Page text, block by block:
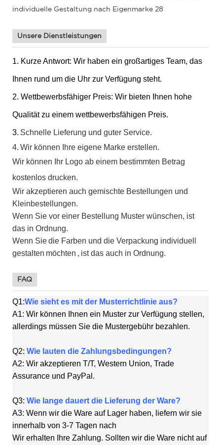
Unsere Dienstleistungen
1. Kurze Antwort: Wir haben ein großartiges Team, das
Ihnen rund um die Uhr zur Verfügung steht.
2. Wettbewerbsfähiger Preis: Wir bieten Ihnen hohe
Qualität zu einem wettbewerbsfähigen Preis.
3. Schnelle Lieferung und guter Service.
4. Wir können Ihre eigene Marke erstellen.
Wir können Ihr Logo ab einem bestimmten Betrag
kostenlos drucken.
Wir akzeptieren auch gemischte Bestellungen und
Kleinbestellungen.
Wenn Sie vor einer Bestellung Muster wünschen, ist
das in Ordnung.
Wenn Siedie Farben und die Verpackung individuell
gestalten möchten , ist das auch in Ordnung.
FAQ
Q1:Wie sieht es mit der Musterrichtlinie aus?
A1: Wir können Ihnen ein Muster zur Verfügung stellen,
allerdings müssen Sie die Mustergebühr bezahlen.
Q2: Wie lauten die Zahlungsbedingungen?
A2: Wir akzeptieren T/T, Western Union, Trade
Assurance und PayPal.
Q3: Wie lange dauert die Lieferung der Ware?
A3: Wenn wir die Ware auf Lager haben, liefern wir sie
innerhalb von 3-7 Tagen nach
Wir erhalten Ihre Zahlung. Sollten wir die Ware nicht auf